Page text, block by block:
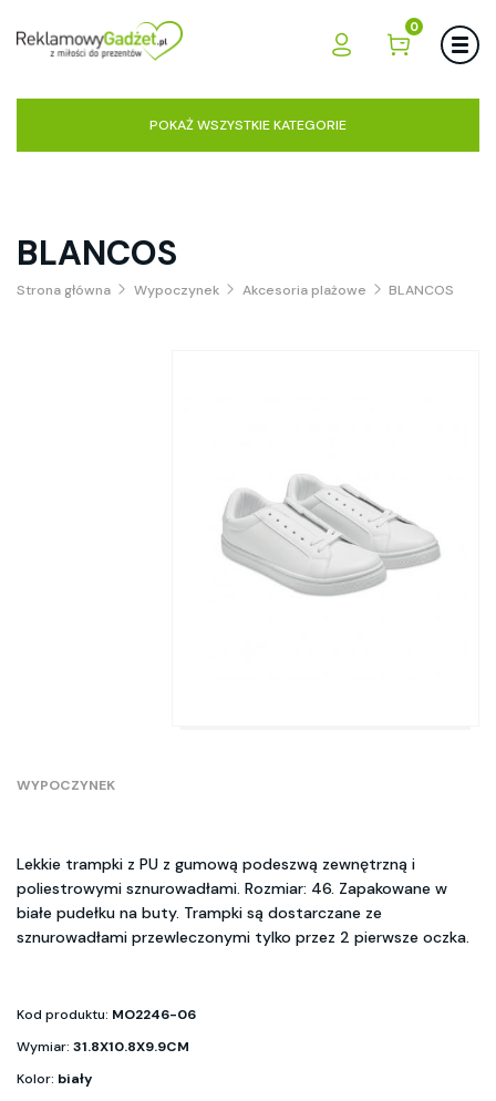
0
POKAŻ WSZYSTKIE KATEGORIE
BLANCOS
Strona główna Wypoczynek Akcesoria plażowe BLANCOS
WYPOCZYNEK
Lekkie trampki z PU z gumową podeszwą zewnętrzną i
poliestrowymi sznurowadłami. Rozmiar: 46. Zapakowane w
białe pudełku na buty. Trampki są dostarczane ze
sznurowadłami przewleczonymi tylko przez 2 pierwsze oczka.
Kod produktu: MO2246-06
Wymiar: 31.8X10.8X9.9CM
Kolor: biały